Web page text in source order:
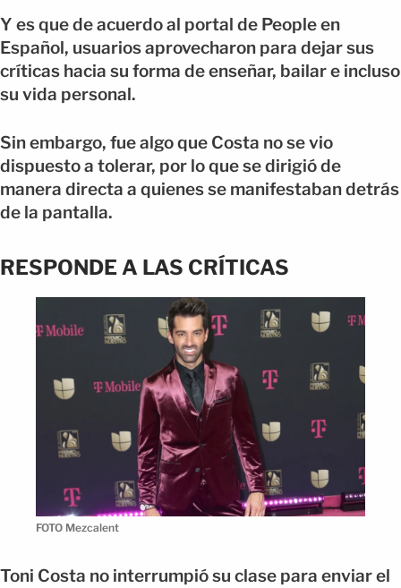
Y es que de acuerdo al portal de People en
Español, usuarios aprovecharon para dejar sus
críticas hacia su forma de enseñar, bailar e incluso
su vida personal.
Sin embargo, fue algo que Costa no se vio
dispuesto a tolerar, por lo que se dirigió de
manera directa a quienes se manifestaban detrás
de la pantalla.
RESPONDE A LAS CRÍTICAS
FOTO Mezcalent
Toni Costa no interrumpió su clase para enviar el